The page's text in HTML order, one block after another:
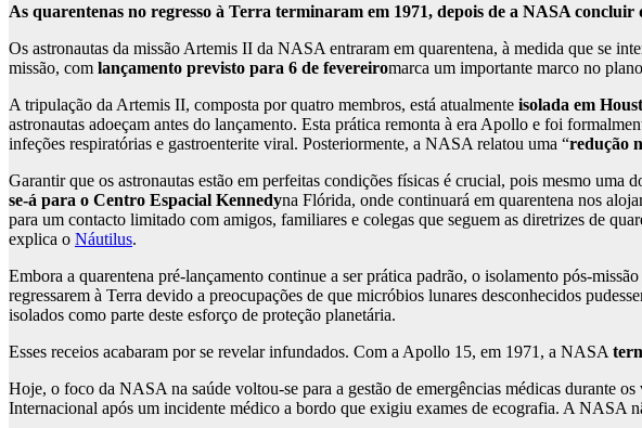
As quarentenas no regresso à Terra terminaram em 1971, depois de a NASA
Os astronautas da missão Artemis II da NASA entraram em quarentena, à medida que se
missão, com lançamento previsto para 6 de fevereiromarca um importante marco no
A tripulação da Artemis II, composta por quatro membros, está atualmente isolada em
astronautas adoeçam antes do lançamento. Esta prática remonta à era Apollo e foi
infeções respiratórias e gastroenterite viral. Posteriormente, a NASA relatou uma “redução
Garantir que os astronautas estão em perfeitas condições físicas é crucial, pois mesmo
se-á para o Centro Espacial Kennedyna Flórida, onde continuará em quarentena nos
para um contacto limitado com amigos, familiares e colegas que seguem as diretrizes de
explica o Náutilus.
Embora a quarentena pré-lançamento continue a ser prática padrão, o isolamento pós-missão
regressarem à Terra devido a preocupações de que micróbios lunares desconhecidos
isolados como parte deste esforço de proteção planetária.
Esses receios acabaram por se revelar infundados. Com a Apollo 15, em 1971, a NASA
Hoje, o foco da NASA na saúde voltou-se para a gestão de emergências médicas durante
Internacional após um incidente médico a bordo que exigiu exames de ecografia. A NASA